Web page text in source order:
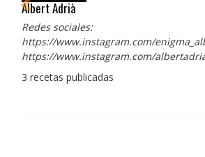
Albert Adrià
Redes sociales:
https://www.instagram.com/
https://www.instagram.com/
3 recetas publicadas